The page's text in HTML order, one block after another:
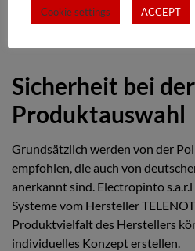
vorkommenden
Sicherheit bei der
Produktauswahl
Grundsätzlich werden von der
empfohlen, die auch von
anerkannt sind. Electropinto
Systeme vom Hersteller
Produktvielfalt des Herstellers
individuelles Konzept erstellen.
Cookie settings ACCEPT